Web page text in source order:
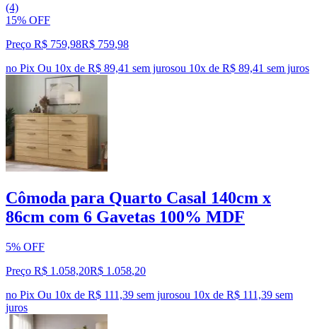
(4)
15% OFF
Preço R$ 759,98R$ 759,98
no Pix Ou 10x de R$ 89,41 sem jurosou 10x de R$ 89,41 sem juros
Cômoda para Quarto Casal 140cm x
86cm com 6 Gavetas 100% MDF
5% OFF
Preço R$ 1.058,20R$ 1.058,20
no Pix Ou 10x de R$ 111,39 sem jurosou 10x de R$ 111,39 sem
juros